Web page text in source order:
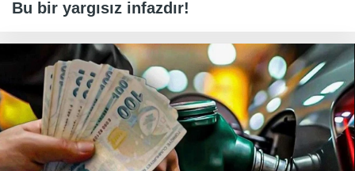
Bu bir yargısız infazdır!